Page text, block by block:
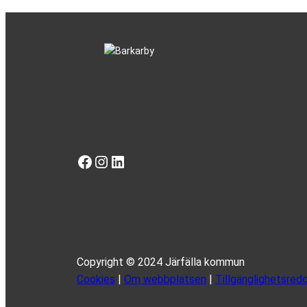
Facebook Instagram LinkedIn
Copyright © 2024 Järfälla kommun
Cookies
Om webbplatsen